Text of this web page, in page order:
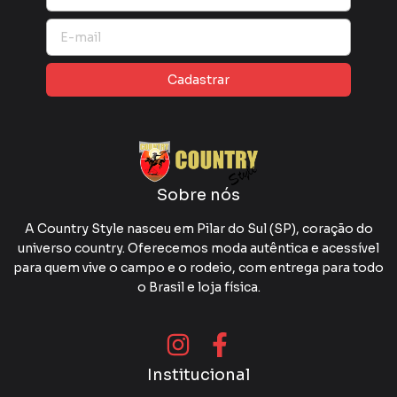
Sobre nós
A Country Style nasceu em Pilar do Sul (SP), coração do
universo country. Oferecemos moda autêntica e acessível
para quem vive o campo e o rodeio, com entrega para todo
o Brasil e loja física.
Institucional